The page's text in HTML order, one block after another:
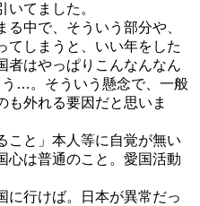
てました。
中で、そういう部分や、
てしまうと、いい年をした
はやっぱりこんなんなん
う…。そういう懸念で、一般
も外れる要因だと思いま
と」本人等に自覚が無い
心は普通のこと。愛国活動
行けば。日本が異常だっ